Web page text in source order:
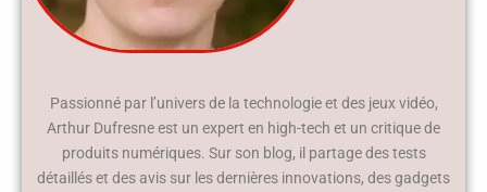
Passionné par l’univers de la technologie et des jeux vidéo,
Arthur Dufresne est un expert en high-tech et un critique de
produits numériques. Sur son blog, il partage des tests
détaillés et des avis sur les dernières innovations, des gadgets